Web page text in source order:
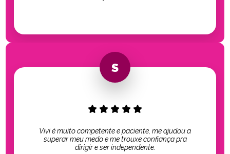
Vivi é muito competente e paciente, me ajudou a
superar meu medo e me trouxe confiança pra
dirigir e ser independente.